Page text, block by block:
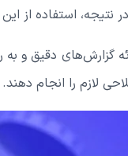
نتیجه، استفاده از
گزارش‌های دقیق و
لازم را انجام دهند.